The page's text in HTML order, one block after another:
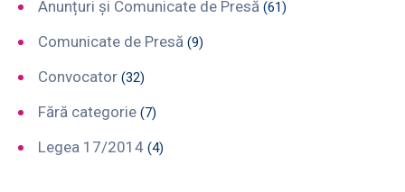
Anunțuri și Comunicate de Presă (61)
Comunicate de Presă (9)
Convocator (32)
Fără categorie (7)
Legea 17/2014 (4)